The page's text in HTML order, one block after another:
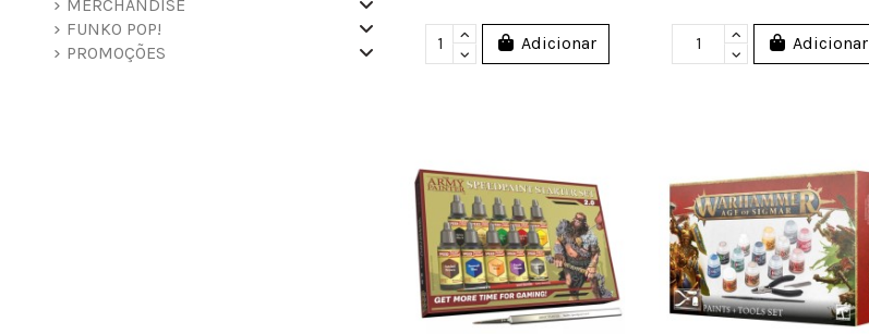
Adicionar Adicionar
MERCHANDISE
FUNKO POP!
PROMOÇÕES